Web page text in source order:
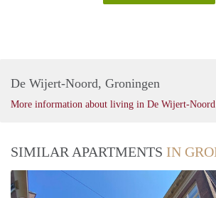
De Wijert-Noord, Groningen
More information about living in De Wijert-Noord
SIMILAR APARTMENTS IN